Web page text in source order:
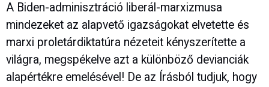
A Biden-adminisztráció liberál-marxizmusa
mindezeket az alapvető igazságokat elvetette és
marxi proletárdiktatúra nézeteit kényszerítette a
világra, megspékelve azt a különböző devianciák
alapértékre emelésével! De az Írásból tudjuk, hogy